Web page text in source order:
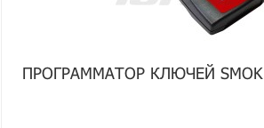
ПРОГРАММАТОР КЛЮЧЕЙ SMOK